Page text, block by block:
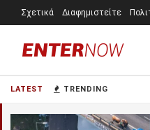
LATEST TRENDING
Σχετικά Διαφημιστείτε